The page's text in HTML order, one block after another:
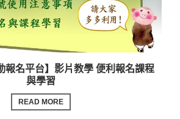
報名平台】影片教學 便利報名課程
與學習
READ MORE